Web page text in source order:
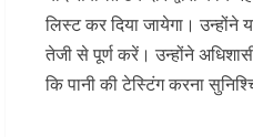
लिस्ट कर दिया जायेगा। उन्होंने
तेजी से पूर्ण करें। उन्होंने
कि पानी की टेस्टिंग करना